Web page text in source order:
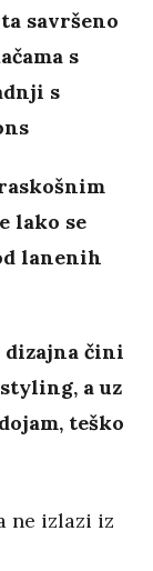
savršeno
s
s
lako se
lanenih
dizajna čini
a uz
teško
ne izlazi iz